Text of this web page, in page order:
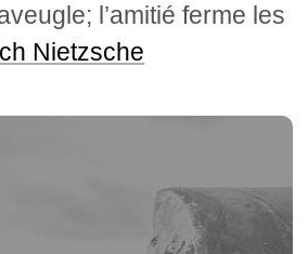
l’amitié ferme les
Nietzsche